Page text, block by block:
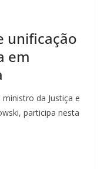
unificação
em
da Justiça e
participa nesta